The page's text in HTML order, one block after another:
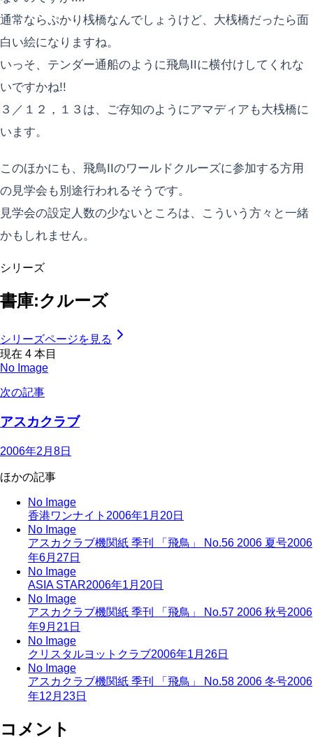
通常ならぷかり桟橋なんでしょうけど、大桟橋だったら面
白い絵になりますね。
いっそ、テンダー通船のように飛鳥IIに横付けしてくれな
いですかね!!
３／１２，１３は、ご存知のようにアマディアも大桟橋に
います。
このほかにも、飛鳥IIのワールドクルーズに参加する方用
の見学会も別途行われるそうです。
見学会の設定人数の少ないところは、こういう方々と一緒
かもしれません。
シリーズ
書庫:クルーズ
シリーズページを見る
現在 4 本目
No Image
次の記事
アスカクラブ
2006年2月8日
ほかの記事
No Image
香港ワンナイト 2006年1月20日
No Image
アスカクラブ機関紙 季刊 「飛鳥」 No.56 2006 夏号2006
年6月27日
No Image
ASIA STAR2006年1月20日
No Image
アスカクラブ機関紙 季刊 「飛鳥」 No.57 2006 秋号2006
年9月21日
No Image
クリスタルヨットクラブ2006年1月26日
No Image
アスカクラブ機関紙 季刊 「飛鳥」 No.58 2006 冬号2006
年12月23日
コメント